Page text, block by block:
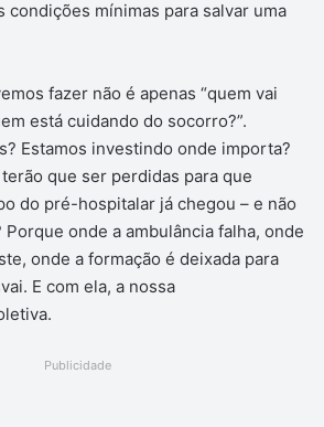
condições mínimas para salvar uma
fazer não é apenas “quem vai
está cuidando do socorro?”.
Estamos investindo onde importa?
que ser perdidas para que
do pré-hospitalar já chegou – e não
onde a ambulância falha, onde
onde a formação é deixada para
E com ela, a nossa
Publicidade